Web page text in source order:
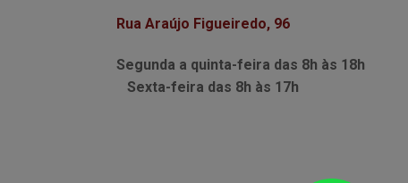
Rua Araújo Figueiredo, 96
Segunda a quinta-feira das 8h às 18h
Sexta-feira das 8h às 17h